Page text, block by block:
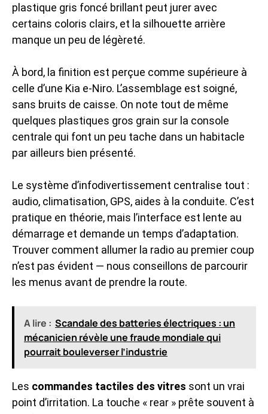
plastique gris foncé brillant peut jurer avec
certains coloris clairs, et la silhouette arrière
manque un peu de légèreté.
À bord, la finition est perçue comme supérieure à
celle d’une Kia e-Niro. L’assemblage est soigné,
sans bruits de caisse. On note tout de même
quelques plastiques gros grain sur la console
centrale qui font un peu tache dans un habitacle
par ailleurs bien présenté.
Le système d’infodivertissement centralise tout :
audio, climatisation, GPS, aides à la conduite. C’est
pratique en théorie, mais l’interface est lente au
démarrage et demande un temps d’adaptation.
Trouver comment allumer la radio au premier coup
n’est pas évident — nous conseillons de parcourir
les menus avant de prendre la route.
A lire : Scandale des batteries électriques : un
mécanicien révèle une fraude mondiale qui
pourrait bouleverser l’industrie
Les commandes tactiles des vitres sont un vrai
point d’irritation. La touche « rear » prête souvent à